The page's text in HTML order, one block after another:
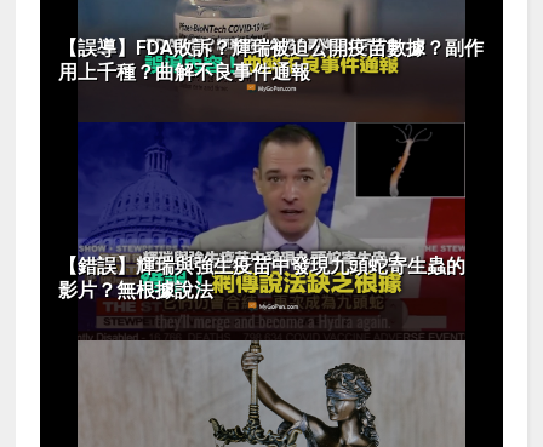
【誤導】FDA敗訴？輝瑞被迫公開疫苗數據？副作
用上千種？曲解不良事件通報
【錯誤】輝瑞與強生疫苗中發現九頭蛇寄生蟲的
影片？無根據說法